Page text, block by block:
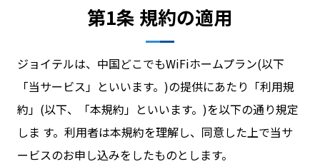
よくある質問
中国トピックス
法人登録
第1条 規約の適用
ジョイテルは、中国どこでもWiFiホームプラン(以下
「当サービス」といいます。)の提供にあたり「利用規
約」(以下、「本規約」といいます。)を以下の通り規定
しま す。利用者は本規約を理解し、同意した上で当サ
ービスのお申し込みをしたものとします。